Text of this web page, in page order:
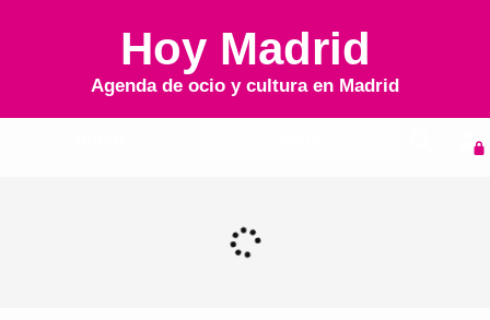
Hoy Madrid
Agenda de ocio y cultura en Madrid